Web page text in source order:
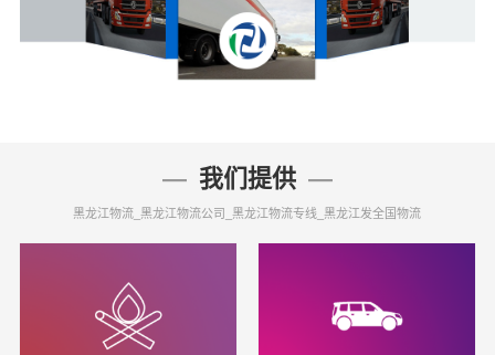
我们提供
黑龙江物流_黑龙江物流公司_黑龙江物流专线_黑龙江发全国物流